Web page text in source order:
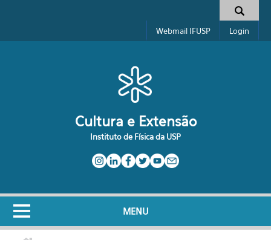
Formulário de busca
Webmail IFUSP Login
Cultura e Extensão
Instituto de Física da USP
MENU